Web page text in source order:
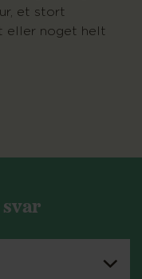
et stort
eller noget helt